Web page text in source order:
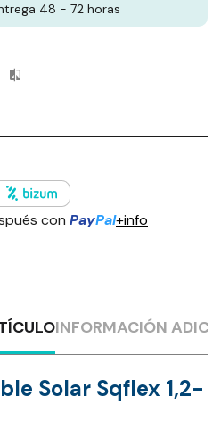
48 - 72 horas
Productos incluidos en tu lista
con PayPal+info
INFORMACIÓN
Solar Sqflex 1,2-